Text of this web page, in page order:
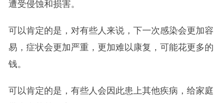
遭受侵蚀和损害。
可以肯定的是，对有些人来说，下一次感染会更加容
易，症状会更加严重，更加难以康复，可能花更多的
钱。
可以肯定的是，有些人会因此患上其他疾病，给家庭